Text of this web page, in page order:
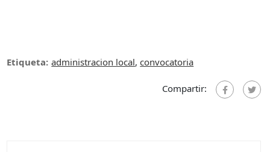
Etiqueta: administracion local,convocatoria
Compartir: